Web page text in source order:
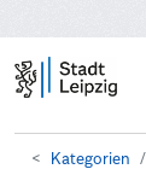
Kategorien